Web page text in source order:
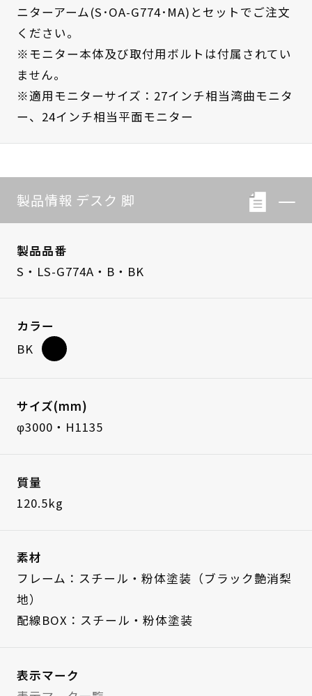
ニターアーム(S･OA-G774･MA)とセットでご注文
ください。
※モニター本体及び取付用ボルトは付属されてい
ません。
※適用モニターサイズ：27インチ相当湾曲モニタ
ー、24インチ相当平面モニター
製品情報 デスク 脚
製品品番
S・LS-G774A・B・BK
カラー
BK
サイズ(mm)
φ3000・H1135
質量
120.5kg
素材
フレーム：スチール・粉体塗装（ブラック艶消梨
地）
配線BOX：スチール・粉体塗装
表示マーク